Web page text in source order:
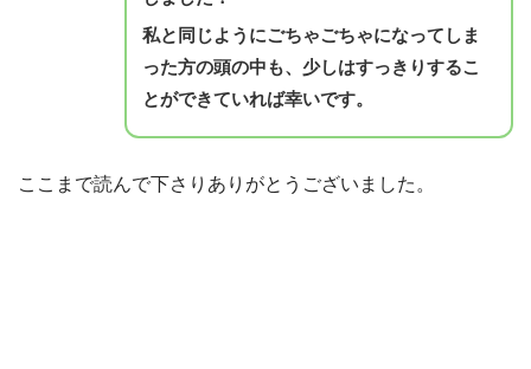
私と同じようにごちゃごちゃになってしま
った方の頭の中も、少しはすっきりするこ
とができていれば幸いです。
ここまで読んで下さりありがとうございました。